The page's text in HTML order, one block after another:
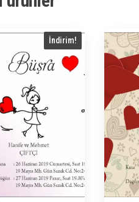
İndirim!